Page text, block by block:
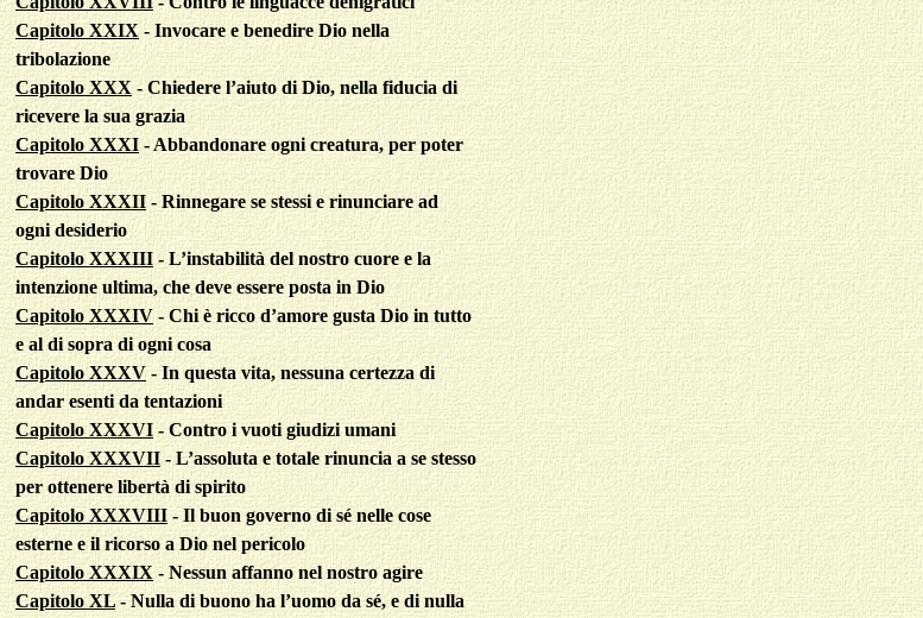
Capitolo XXIX - Invocare e benedire Dio nella
tribolazione
Capitolo XXX - Chiedere l’aiuto di Dio, nella fiducia di
ricevere la sua grazia
Capitolo XXXI - Abbandonare ogni creatura, per poter
trovare Dio
Capitolo XXXII - Rinnegare se stessi e rinunciare ad
ogni desiderio
Capitolo XXXIII - L’instabilità del nostro cuore e la
intenzione ultima, che deve essere posta in Dio
Capitolo XXXIV - Chi è ricco d’amore gusta Dio in tutto
e al di sopra di ogni cosa
Capitolo XXXV - In questa vita, nessuna certezza di
andar esenti da tentazioni
Capitolo XXXVI- Contro i vuoti giudizi umani
Capitolo XXXVII - L’assoluta e totale rinuncia a se stesso
per ottenere libertà di spirito
Capitolo XXXVIII- Il buon governo di sé nelle cose
esterne e il ricorso a Dio nel pericolo
Capitolo XXXIX- Nessun affanno nel nostro agire
Capitolo XL- Nulla di buono ha l’uomo da sé, e di nulla